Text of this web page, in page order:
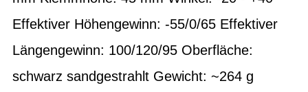
Effektiver Höhengewinn: -55/0/65 Effektiver
Längengewinn: 100/120/95 Oberfläche:
schwarz sandgestrahlt Gewicht: ~264 g